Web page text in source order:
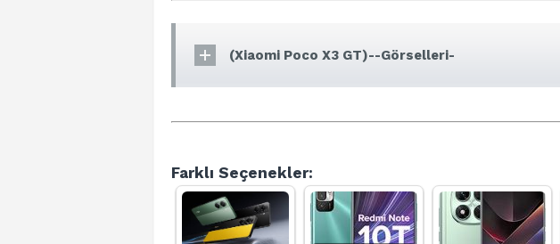
(Xiaomi Poco X3 GT)--Görselleri-
Farklı Seçenekler: